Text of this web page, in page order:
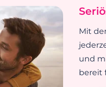
Mit
und
bereit